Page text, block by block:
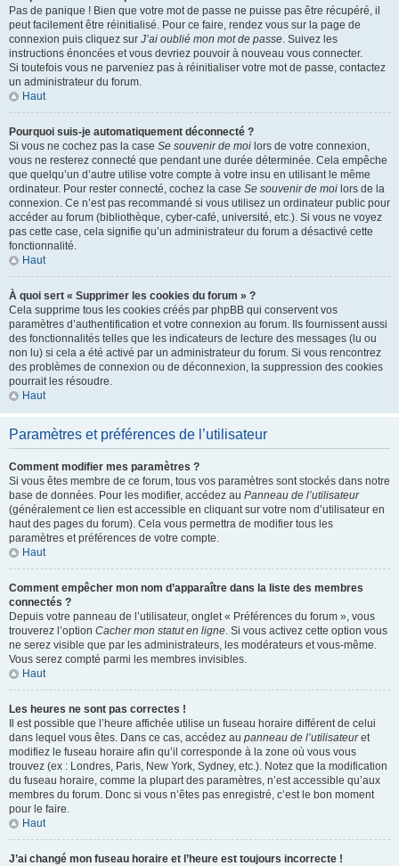
Pas de panique ! Bien que votre mot de passe ne puisse pas être récupéré, il
peut facilement être réinitialisé. Pour ce faire, rendez vous sur la page de
connexion puis cliquez sur J’ai oublié mon mot de passe. Suivez les
instructions énoncées et vous devriez pouvoir à nouveau vous connecter.
Si toutefois vous ne parveniez pas à réinitialiser votre mot de passe, contactez
un administrateur du forum.
Haut
Pourquoi suis-je automatiquement déconnecté ?
Si vous ne cochez pas la case Se souvenir de moi lors de votre connexion,
vous ne resterez connecté que pendant une durée déterminée. Cela empêche
que quelqu’un d’autre utilise votre compte à votre insu en utilisant le même
ordinateur. Pour rester connecté, cochez la case Se souvenir de moi lors de la
connexion. Ce n’est pas recommandé si vous utilisez un ordinateur public pour
accéder au forum (bibliothèque, cyber-café, université, etc.). Si vous ne voyez
pas cette case, cela signifie qu’un administrateur du forum a désactivé cette
fonctionnalité.
Haut
À quoi sert « Supprimer les cookies du forum » ?
Cela supprime tous les cookies créés par phpBB qui conservent vos
paramètres d’authentification et votre connexion au forum. Ils fournissent aussi
des fonctionnalités telles que les indicateurs de lecture des messages (lu ou
non lu) si cela a été activé par un administrateur du forum. Si vous rencontrez
des problèmes de connexion ou de déconnexion, la suppression des cookies
pourrait les résoudre.
Haut
Paramètres et préférences de l’utilisateur
Comment modifier mes paramètres ?
Si vous êtes membre de ce forum, tous vos paramètres sont stockés dans notre
base de données. Pour les modifier, accédez au Panneau de l’utilisateur
(généralement ce lien est accessible en cliquant sur votre nom d’utilisateur en
haut des pages du forum). Cela vous permettra de modifier tous les
paramètres et préférences de votre compte.
Haut
Comment empêcher mon nom d’apparaître dans la liste des membres
connectés ?
Depuis votre panneau de l’utilisateur, onglet « Préférences du forum », vous
trouverez l’option Cacher mon statut en ligne. Si vous activez cette option vous
ne serez visible que par les administrateurs, les modérateurs et vous-même.
Vous serez compté parmi les membres invisibles.
Haut
Les heures ne sont pas correctes !
Il est possible que l’heure affichée utilise un fuseau horaire différent de celui
dans lequel vous êtes. Dans ce cas, accédez au panneau de l’utilisateuret
modifiez le fuseau horaire afin qu’il corresponde à la zone où vous vous
trouvez (ex : Londres, Paris, New York, Sydney, etc.). Notez que la modification
du fuseau horaire, comme la plupart des paramètres, n’est accessible qu’aux
membres du forum. Donc si vous n’êtes pas enregistré, c’est le bon moment
pour le faire.
Haut
J’ai changé mon fuseau horaire et l’heure est toujours incorrecte !